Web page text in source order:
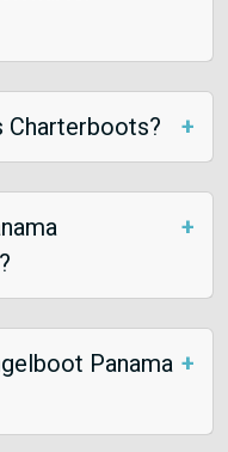
Charterboots?
Panama